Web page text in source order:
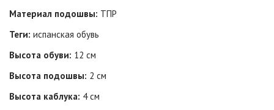
Материал подошвы: ТПР
Теги: испанская обувь
Высота обуви: 12 см
Высота подошвы: 2 см
Высота каблука: 4 см